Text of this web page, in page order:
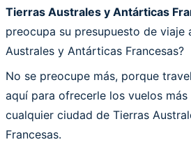
Tierras Australes y Antárticas
preocupa su presupuesto de viaje
Australes y Antárticas Francesas?
No se preocupe más, porque
aquí para ofrecerle los vuelos
cualquier ciudad de Tierras
Francesas.